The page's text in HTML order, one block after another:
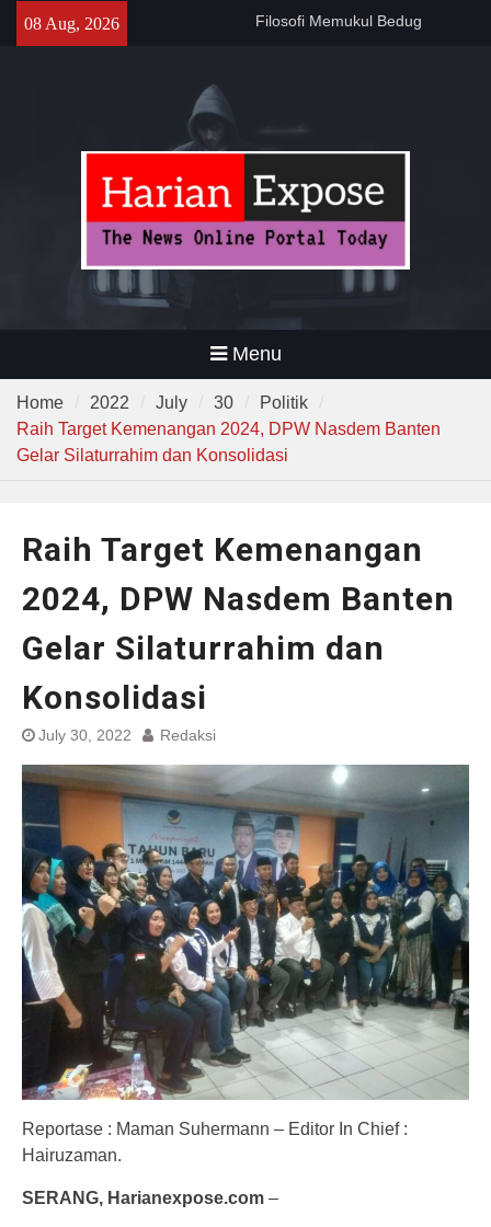
08 Aug, 2026
141 Tahun Stasiun Slawi : “Dari
Narkoba di Sekolah Kebayoran
Lama, DPR Minta Diusut
Tuntas
Menu
Home 2022 July 30
Politik
Raih Target Kemenangan 2024, DPW Nasdem Banten
Gelar Silaturrahim dan Konsolidasi
Raih Target Kemenangan
2024, DPW Nasdem Banten
Gelar Silaturrahim dan
Konsolidasi
July 30, 2022 Redaksi
Reportase : Maman Suhermann – Editor In Chief :
Hairuzaman.
SERANG, Harianexpose.com –